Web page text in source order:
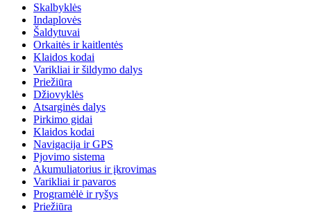
Skalbyklės
Indaplovės
Šaldytuvai
Orkaitės ir kaitlentės
Klaidos kodai
Varikliai ir šildymo dalys
Priežiūra
Džiovyklės
Atsarginės dalys
Pirkimo gidai
Klaidos kodai
Navigacija ir GPS
Pjovimo sistema
Akumuliatorius ir įkrovimas
Varikliai ir pavaros
Programėlė ir ryšys
Priežiūra